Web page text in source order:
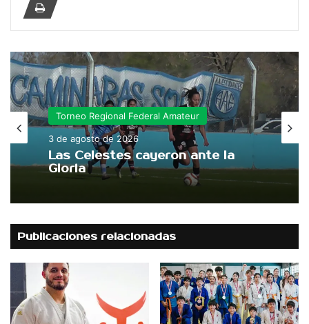
Torneo Regional Federal Amateur
3 de agosto de 2026
Las Celestes cayeron ante la
Ciclismo
3 de agosto de 2026
inauguraron «Ciclismo Seguro»
en el Autódromo
Publicaciones relacionadas